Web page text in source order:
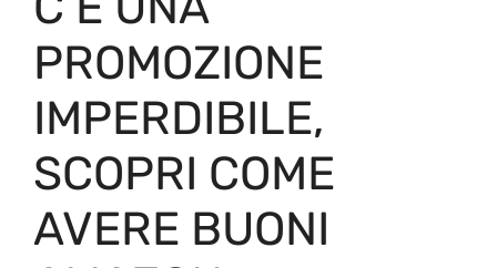
PROMOZIONE
IMPERDIBILE,
SCOPRI COME
AVERE BUONI